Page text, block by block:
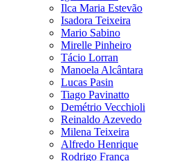
Ilca Maria Estevão
Isadora Teixeira
Mario Sabino
Mirelle Pinheiro
Tácio Lorran
Manoela Alcântara
Lucas Pasin
Tiago Pavinatto
Demétrio Vecchioli
Reinaldo Azevedo
Milena Teixeira
Alfredo Henrique
Rodrigo França